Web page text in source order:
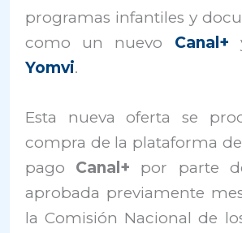
programas infantiles y
como un nuevo Canal+
Yomvi.
Esta nueva oferta se
compra de la plataforma
pago Canal+ por parte
aprobada previamente
la Comisión Nacional de